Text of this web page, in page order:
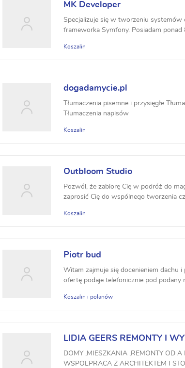
MK Developer
Specjalizuje się w tworzeniu
frameworka Symfony. Posiadam
Koszalin
dogadamycie.pl
Tłumaczenia pisemne i przysięgłe
Tłumaczenia napisów
Koszalin
Outbloom Studio
Pozwól, że zabiorę Cię w podróż do
zaprosić Cię do wspólnego tworzenia
Koszalin
Piotr bud
Witam zajmuje się docenieniem dachu
ofertę podaje telefonicznie pod podany
Koszalin i polanów
LIDIA GEERS REMONTY I
DOMY ,MIESZKANIA ,REMONTY OD
WSPOLPRACA Z ARCHITEKTEM I